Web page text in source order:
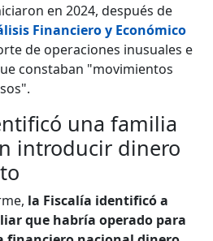
en 2024, después de
Financiero y Económico
de operaciones inusuales e
constaban "movimientos
una familia
introducir dinero
la Fiscalía identificó a
que habría operado para